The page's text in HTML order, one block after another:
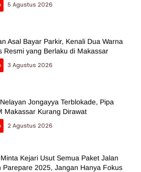
5 Agustus 2026
Asal Bayar Parkir, Kenali Dua Warna
Resmi yang Berlaku di Makassar
3 Agustus 2026
Jongayya Terblokade, Pipa
Makassar Kurang Dirawat
2 Agustus 2026
Kejari Usut Semua Paket Jalan
Parepare 2025, Jangan Hanya Fokus